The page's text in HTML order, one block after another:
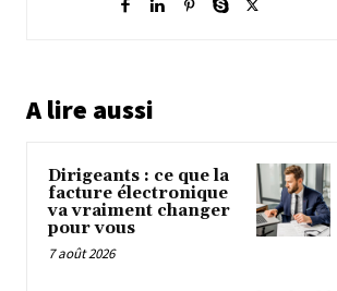
A lire aussi
Dirigeants : ce que la
facture électronique
va vraiment changer
pour vous
7 août 2026